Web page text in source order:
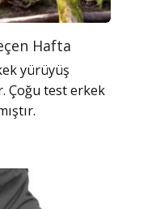
Hafta
yürüyüş
Çoğu test erkek